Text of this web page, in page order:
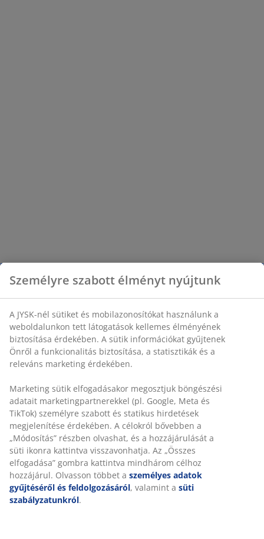
Személyre szabott élményt nyújtunk
A JYSK-nél sütiket és mobilazonosítókat használunk a
weboldalunkon tett látogatások kellemes élményének
biztosítása érdekében. A sütik információkat gyűjtenek
Önről a funkcionalitás biztosítása, a statisztikák és a
releváns marketing érdekében.
Marketing sütik elfogadásakor megosztjuk böngészési
adatait marketingpartnerekkel (pl. Google, Meta és
TikTok) személyre szabott és statikus hirdetések
megjelenítése érdekében. A célokról bővebben a
„Módosítás” részben olvashat, és a hozzájárulását a
süti ikonra kattintva visszavonhatja. Az „Összes
elfogadása” gombra kattintva mindhárom célhoz
hozzájárul. Olvasson többet a személyes adatok
gyűjtéséről és feldolgozásáról, valamint a süti
szabályzatunkról.